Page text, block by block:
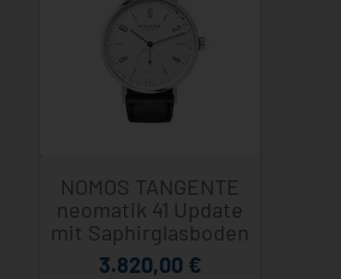
NOMOS TANGENTE
neomatik 41 Update
mit Saphirglasboden
3.820,00 €